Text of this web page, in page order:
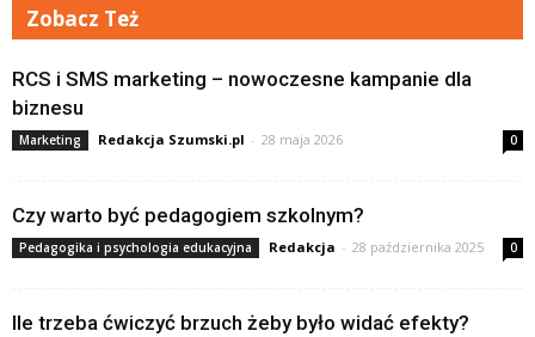
Zobacz Też
RCS i SMS marketing – nowoczesne kampanie dla
biznesu
Marketing Redakcja Szumski.pl - 28 maja 2026 0
Czy warto być pedagogiem szkolnym?
Pedagogika i psychologia edukacyjna Redakcja - 28 października 2025 0
Ile trzeba ćwiczyć brzuch żeby było widać efekty?